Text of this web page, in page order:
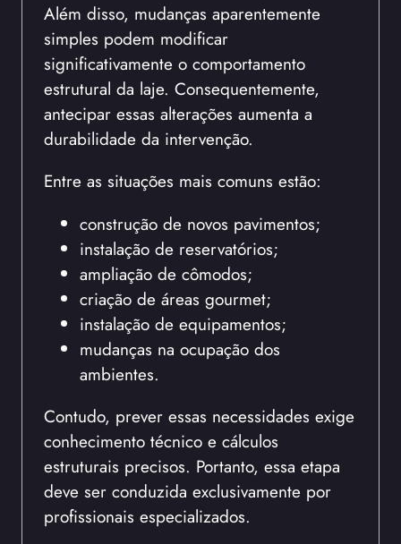
Além disso, mudanças aparentemente
simples podem modificar
significativamente o comportamento
estrutural da laje. Consequentemente,
antecipar essas alterações aumenta a
durabilidade da intervenção.
Entre as situações mais comuns estão:
construção de novos pavimentos;
instalação de reservatórios;
ampliação de cômodos;
criação de áreas gourmet;
instalação de equipamentos;
mudanças na ocupação dos
ambientes.
Contudo, prever essas necessidades exige
conhecimento técnico e cálculos
estruturais precisos. Portanto, essa etapa
deve ser conduzida exclusivamente por
profissionais especializados.